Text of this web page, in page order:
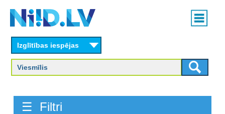
content
Main
menu
Izglītības iespējas
☰ Filtri